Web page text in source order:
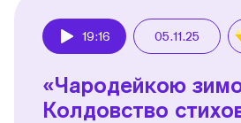
19:16 05.11.25
«Чародейкою
Колдовство